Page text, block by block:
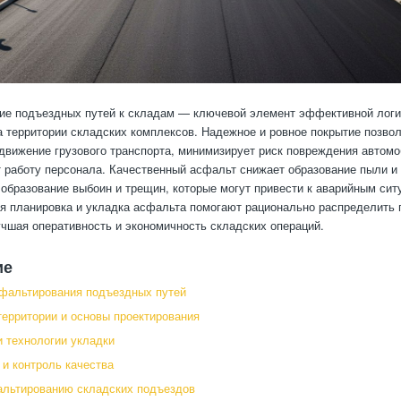
подъездных путей к складам — ключевой элемент эффективной
территории складских комплексов. Надежное и ровное покрытие
грузового транспорта, минимизирует риск повреждения
персонала. Качественный асфальт снижает образование пыли и
выбоин и трещин, которые могут привести к аварийным
планировка и укладка асфальта помогают рационально распределить
оперативность и экономичность складских операций.
подъездных путей
и основы проектирования
укладки
контроль качества
складских подъездов